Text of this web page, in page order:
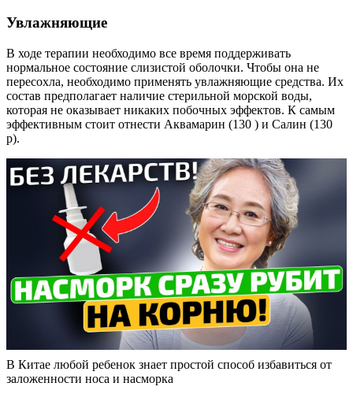
Увлажняющие
В ходе терапии необходимо все время поддерживать
нормальное состояние слизистой оболочки. Чтобы она не
пересохла, необходимо применять увлажняющие средства. Их
состав предполагает наличие стерильной морской воды,
которая не оказывает никаких побочных эффектов. К самым
эффективным стоит отнести Аквамарин (130 ) и Салин (130
р).
В Китае любой ребенок знает простой способ избавиться от
заложенности носа и насморка